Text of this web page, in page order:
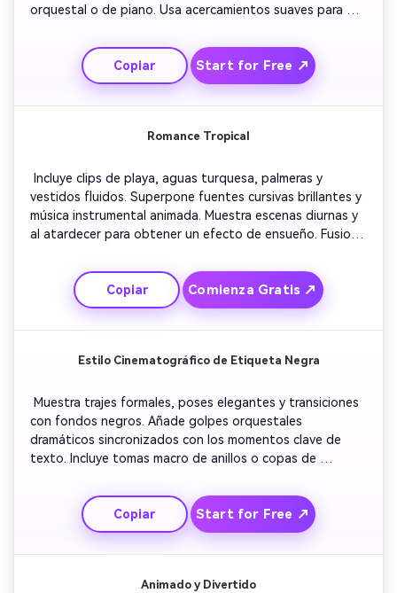
orquestal o de piano. Usa acercamientos suaves para
de boda sofisticadas.
Copiar
Start for Free ↗
Romance Tropical
Incluye clips de playa, aguas turquesa, palmeras y
vestidos fluidos. Superpone fuentes cursivas brillantes y
música instrumental animada. Muestra escenas diurnas y
al atardecer para obtener un efecto de ensueño. Fusiona
Crea una vibra alegre y refrescante, ideal para bodas en
Copiar Comienza Gratis ↗
Estilo Cinematográfico de Etiqueta Negra
Muestra trajes formales, poses elegantes y transiciones
con fondos negros. Añade golpes orquestales
dramáticos sincronizados con los momentos clave de
texto. Incluye tomas macro de anillos o copas de
anuncian la fecha grandiosamente, manteniendo un tono
refinado de tráiler de película.
Copiar Start for Free ↗
Animado y Divertido